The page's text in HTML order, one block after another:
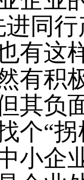
进同
有这
有
其负
个“
小企